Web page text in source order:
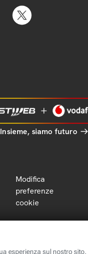
Insieme, siamo futuro
Modifica
preferenze
cookie